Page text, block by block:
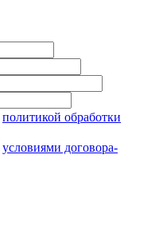
политикой обработки
условиями договора-